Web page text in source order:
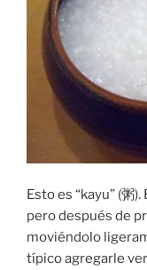
Esto es “kayu” (粥
pero después de
moviéndolo
típico agregarle